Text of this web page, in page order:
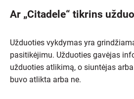
Ar „Citadele“ tikrins
Užduoties vykdymas yra
pasitikėjimu. Užduoties gavėjas
užduoties atlikimą, o siuntėjas
buvo atlikta arba ne.